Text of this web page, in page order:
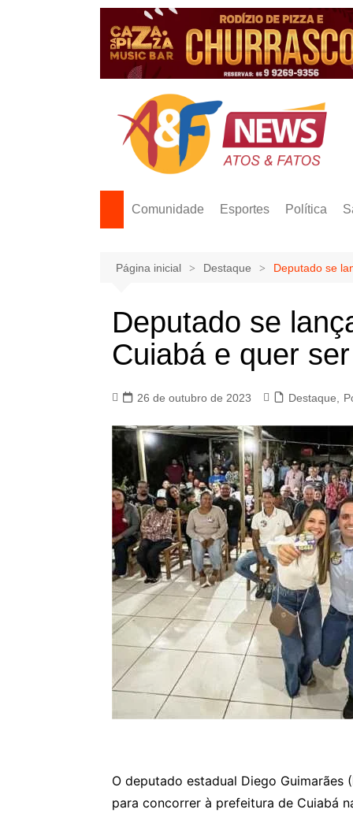
Comunidade Esportes Política
Página inicial Destaque Deputado se
Deputado se
Cuiabá e quer
26 de outubro de 2023 Destaque
O deputado estadual Diego
para concorrer à prefeitura de Cuiabá